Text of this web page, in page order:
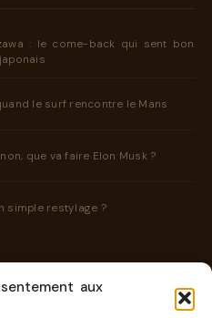
aux
: le come-back qui sent bon
le surf rencontre le Mans
que va faire Elon Musk ?
simple restylage ?